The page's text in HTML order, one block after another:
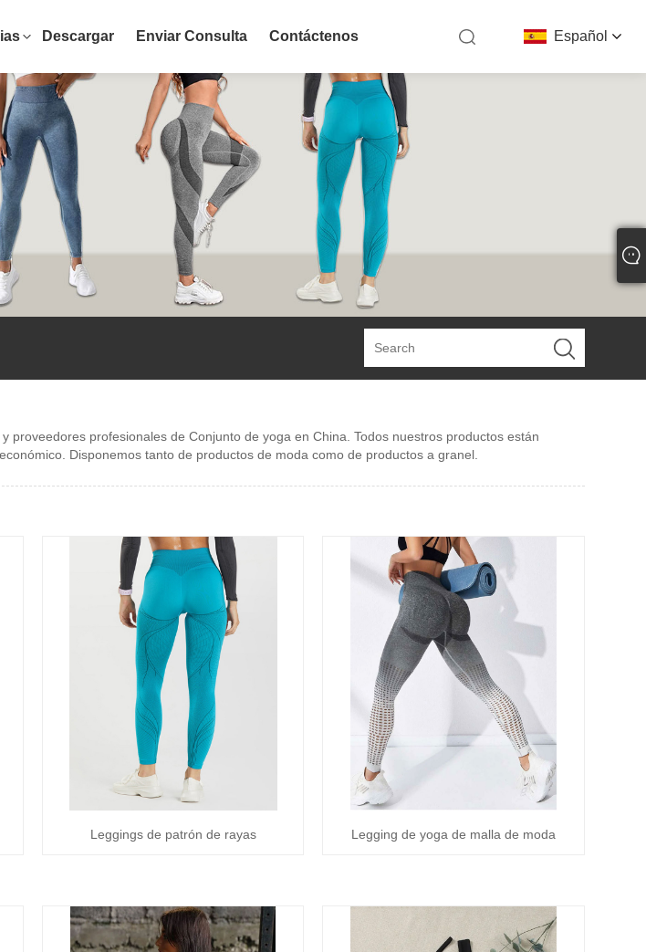
Español
Descargar Enviar Consulta Contáctenos
profesionales de Conjunto de yoga en China. Todos nuestros productos están
Disponemos tanto de productos de moda como de productos a granel.
Leggings de patrón de rayas Legging de yoga de malla de moda